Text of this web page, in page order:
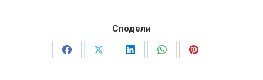
Сподели
Share
Share
Share
Share
Share